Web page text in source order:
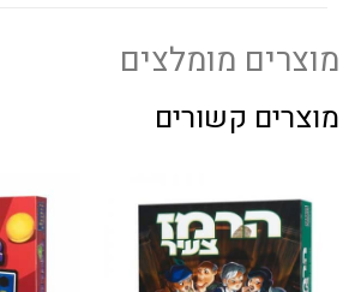
מוצרים מומלצים
מוצרים קשורים